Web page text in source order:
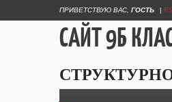
ПРИВЕТСТВУЮ ВАС ГОСТЬ |
САЙТ 9Б